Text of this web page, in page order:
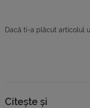
Dacă ti-a plăcut articolul
Citește și